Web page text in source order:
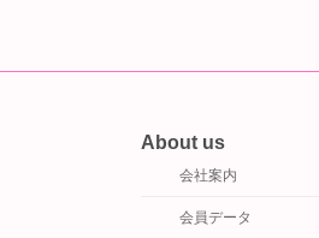
About us
会社案内
会員データ